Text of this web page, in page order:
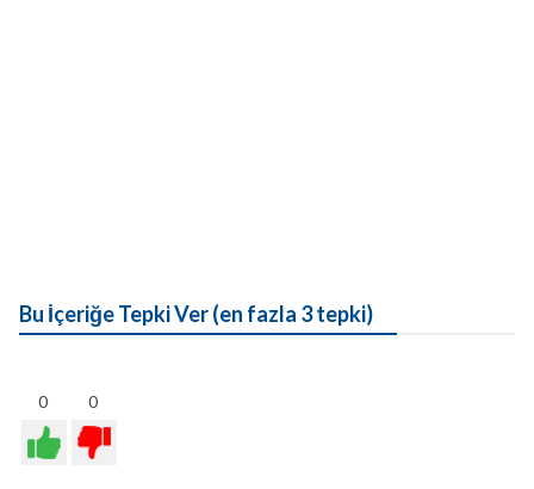
Bu İçeriğe Tepki Ver (en fazla 3 tepki)
0 0